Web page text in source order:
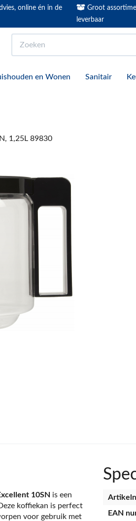
online én in de
Groot
leverbaar
en Wonen Sanitair
1,25L 89830
10SN is een
koffiekan is perfect
voor gebruik met
EAN